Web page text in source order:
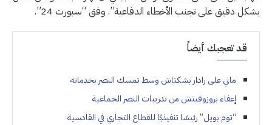
بشكل دقيق على تجنب الأخطاء الدفاعية”. وفق “سبورت 24”.
قد تعجبك أيضاً
ماني على رادار بشكتاش وسط تمسك النصر بخدماته
إعفاء بروزوفيتش من تدريبات النصر الجماعية
“توم بويل” رئيسًا تنفيذيًا للقطاع التجاري في القادسية